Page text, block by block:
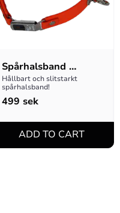
Spårhalsband
Biothane
Hållbart och slitstarkt
spårhalsband!
499 sek